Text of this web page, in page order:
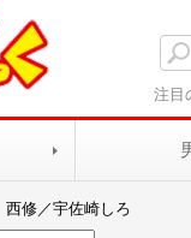
注目
西修／宇佐崎しろ